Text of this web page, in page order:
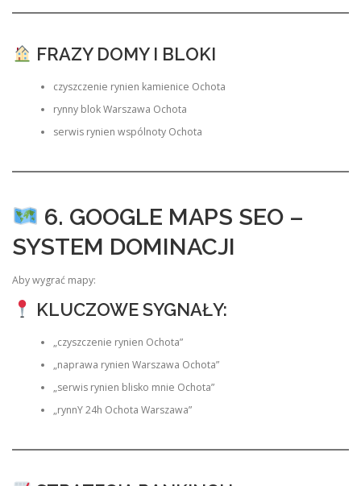
FRAZY DOMY I BLOKI
czyszczenie rynien kamienice Ochota
rynny blok Warszawa Ochota
serwis rynien wspólnoty Ochota
6. GOOGLE MAPS SEO –
SYSTEM DOMINACJI
Aby wygrać mapy:
KLUCZOWE SYGNAŁY:
„czyszczenie rynien Ochota”
„naprawa rynien Warszawa Ochota”
„serwis rynien blisko mnie Ochota”
„rynnY 24h Ochota Warszawa”